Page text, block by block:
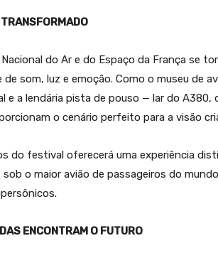
do Ar e do Espaço da França se
som, luz e emoção. Como o museu de
e a lendária pista de pouso — lar do A380,
o cenário perfeito para a visão
do festival oferecerá uma experiência
o maior avião de passageiros do
ENCONTRAM O FUTURO